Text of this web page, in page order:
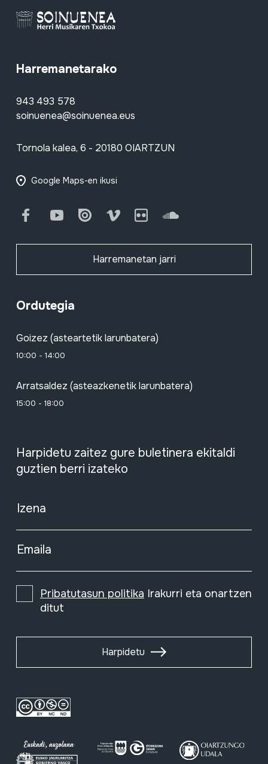
Harremanetarako
943 493 578
soinuenea@soinuenea.eus
Tornola kalea, 6 - 20180 OIARTZUN
Google Maps-en ikusi
FacebookYoutube Issuu Vimeo Flickr SoundCloud
Harremanetan jarri
Ordutegia
Goizez (asteartetik larunbatera)
10:00 - 14:00
Arratsaldez (asteazkenetik larunbatera)
15:00 - 18:00
Harpidetu zaitez gure buletinera ekitaldi
guztien berri izateko
Izena
Emaila
Pribatutasun politika Irakurri eta onartzen
ditut
Harpidetu